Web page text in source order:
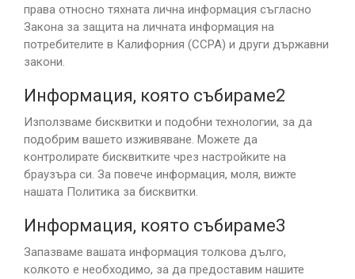
права относно тяхната лична информация съгласно
Закона за защита на личната информация на
потребителите в Калифорния (CCPA) и други държавни
закони.
Информация, която събираме2
Използваме бисквитки и подобни технологии, за да
подобрим вашето изживяване. Можете да
контролирате бисквитките чрез настройките на
браузъра си. За повече информация, моля, вижте
нашата Политика за бисквитки.
Информация, която събираме3
Запазваме вашата информация толкова дълго,
колкото е необходимо, за да предоставим нашите